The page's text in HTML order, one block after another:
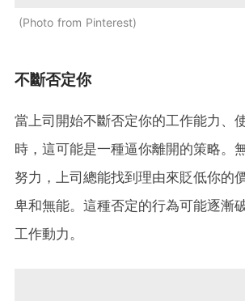
Photo from Pinterest
不斷否定你
當上司開始不斷否定你的工作能力、
時，這可能是一種逼你離開的策略。
努力，上司總能找到理由來貶低你的
卑和無能。這種否定的行為可能逐漸
工作動力。